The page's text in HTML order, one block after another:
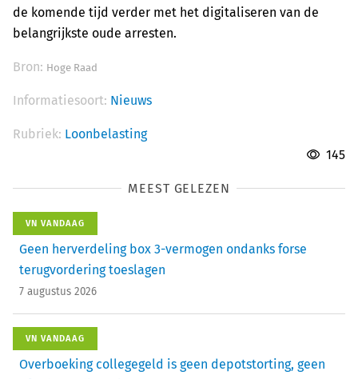
de komende tijd verder met het digitaliseren van de
belangrijkste oude arresten.
Bron: Hoge Raad
Informatiesoort: Nieuws
Rubriek: Loonbelasting
145
MEEST GELEZEN
VN VANDAAG
Geen herverdeling box 3-vermogen ondanks forse
terugvordering toeslagen
7 augustus 2026
VN VANDAAG
Overboeking collegegeld is geen depotstorting, geen